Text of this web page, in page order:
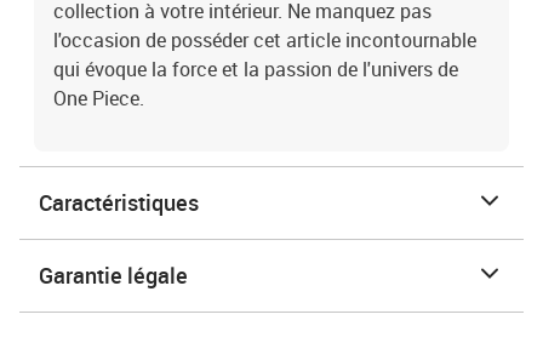
collection à votre intérieur. Ne manquez pas
l'occasion de posséder cet article incontournable
qui évoque la force et la passion de l'univers de
One Piece.
Caractéristiques
Garantie légale